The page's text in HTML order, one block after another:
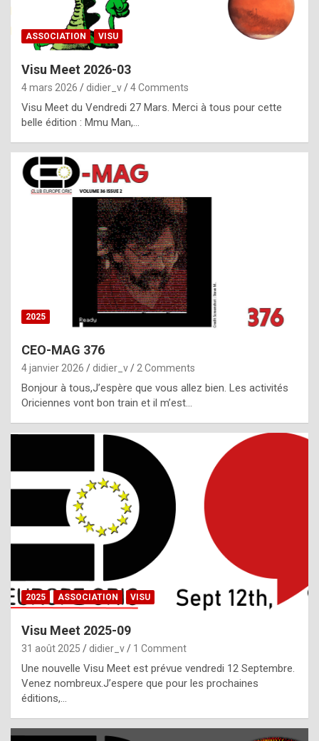
p
l
c
h
i
s
t
o
r
p
e
c
i
l
,
g
h
t
f
ASSOCIATION VISU
Visu Meet 2026-03
4 mars 2026 didier_v 4 Comments
Visu Meet du Vendredi 27 Mars. Merci à tous pour cette
belle édition : Mmu Man,…
2025
CEO-MAG 376
4 janvier 2026 didier_v 2 Comments
Bonjour à tous,J’espère que vous allez bien. Les activités
Oriciennes vont bon train et il m’est…
2025 ASSOCIATION VISU
Visu Meet 2025-09
31 août 2025 didier_v 1 Comment
Une nouvelle Visu Meet est prévue vendredi 12 Septembre.
Venez nombreux.J’espere que pour les prochaines
éditions,…